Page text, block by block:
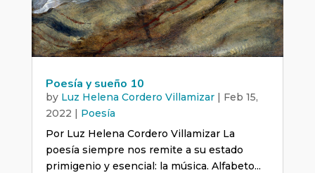
Poesía y sueño 10
by Luz Helena Cordero Villamizar| Feb 15,
2022 | Poesía
Por Luz Helena Cordero Villamizar La
poesía siempre nos remite a su estado
primigenio y esencial: la música. Alfabeto...